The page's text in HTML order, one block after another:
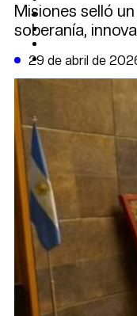
POLÍTICA
CAMBIO
DE LA
Misiones selló
soberanía,
29 de abril de